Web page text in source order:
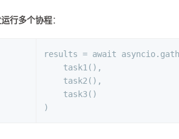
行多个协程：
results = await
    task1(),
    task2(),
    task3()
)